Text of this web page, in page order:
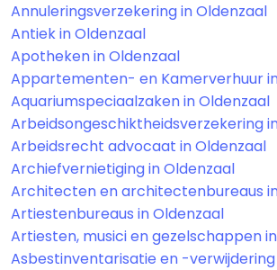
Annuleringsverzekering in Oldenzaal
Antiek in Oldenzaal
Apotheken in Oldenzaal
Appartementen- en Kamerverhuur
Aquariumspeciaalzaken in Oldenzaal
Arbeidsongeschiktheidsverzekering
Arbeidsrecht advocaat in Oldenzaal
Archiefvernietiging in Oldenzaal
Architecten en architectenbureaus
Artiestenbureaus in Oldenzaal
Artiesten, musici en gezelschappen
Asbestinventarisatie en -